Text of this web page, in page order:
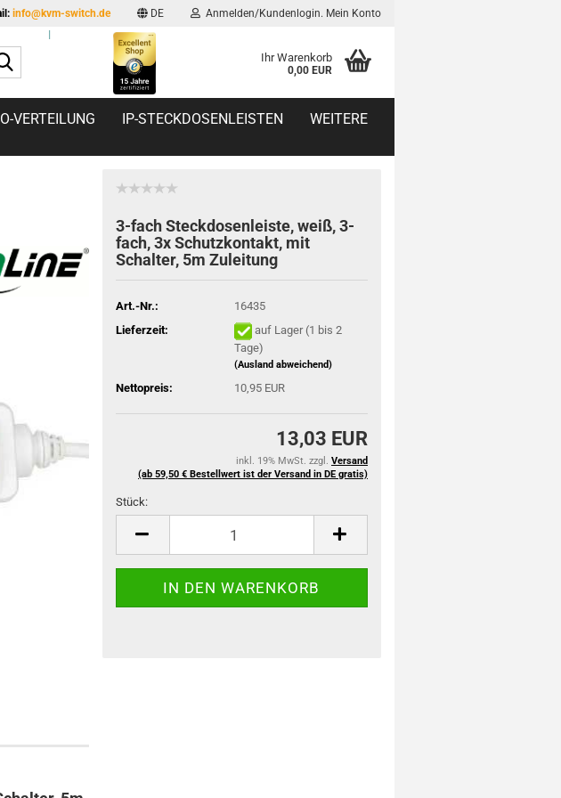
info@kvm-switch.de DE Anmelden/Kundenlogin. Mein Konto
Ihr Warenkorb
0,00 EUR
VERTEILUNG IP-STECKDOSENLEISTEN WEITERE
3-fach Steckdosenleiste, weiß, 3-
fach, 3x Schutzkontakt, mit
Schalter, 5m Zuleitung
Art.-Nr.:
16435
Lieferzeit:
auf Lager (1 bis 2
Tage)
(Ausland abweichend)
Nettopreis: 10,95 EUR
13,03 EUR
inkl. 19% MwSt. zzgl. Versand
(ab 59,50 € Bestellwert ist der Versand in DE gratis)
Stück:
Stück